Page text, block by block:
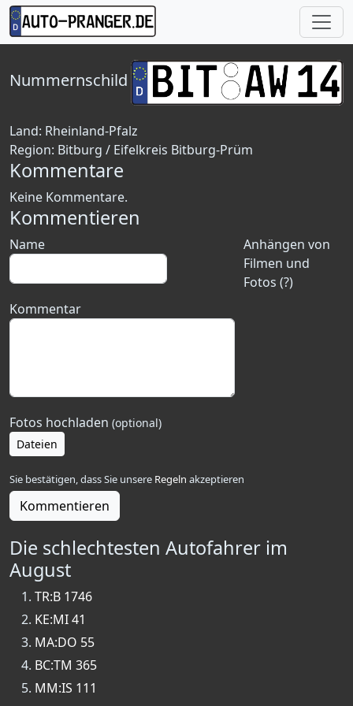
Nummernschild
Land: Rheinland-Pfalz
Region: Bitburg / Eifelkreis Bitburg-Prüm
Kommentare
Keine Kommentare.
Kommentieren
Anhängen von
Filmen und
Fotos (?)
Name
Kommentar
Fotos hochladen (optional)
Dateien
Sie bestätigen, dass Sie unsere Regeln akzeptieren
Kommentieren
Die schlechtesten Autofahrer im
August
TR:B 1746
KE:MI 41
MA:DO 55
BC:TM 365
MM:IS 111